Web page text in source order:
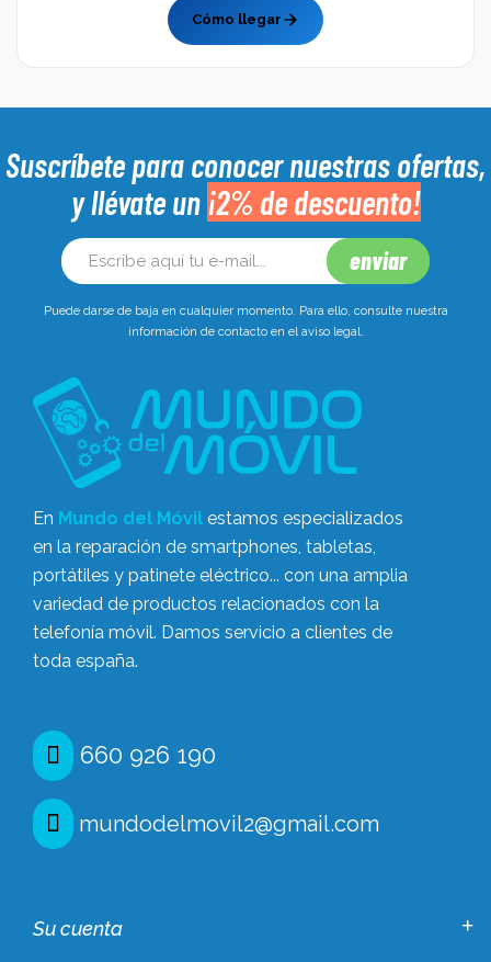
Cómo llegar
Suscríbete para conocer nuestras ofertas,
y llévate un ¡2% de descuento!
Puede darse de baja en cualquier momento. Para ello, consulte nuestra
información de contacto en el aviso legal.
En Mundo del Móvil estamos especializados
en la reparación de smartphones, tabletas,
portátiles y patinete eléctrico... con una amplia
variedad de productos relacionados con la
telefonía móvil. Damos servicio a clientes de
toda españa.
660 926 190
mundodelmovil2@gmail.com
Su cuenta